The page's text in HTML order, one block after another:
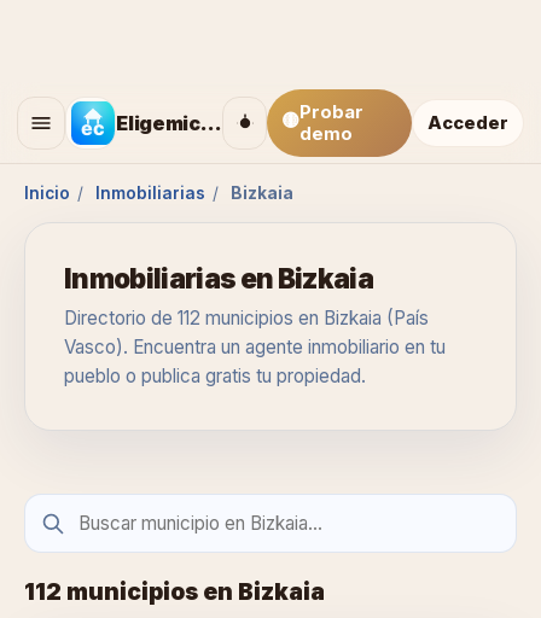
Eligemicasa 🟡Probar
demo
Acceder
Inicio / Inmobiliarias / Bizkaia
Inmobiliarias en Bizkaia
Directorio de 112 municipios en Bizkaia (País
Vasco). Encuentra un agente inmobiliario en tu
pueblo o publica gratis tu propiedad.
112 municipios en Bizkaia